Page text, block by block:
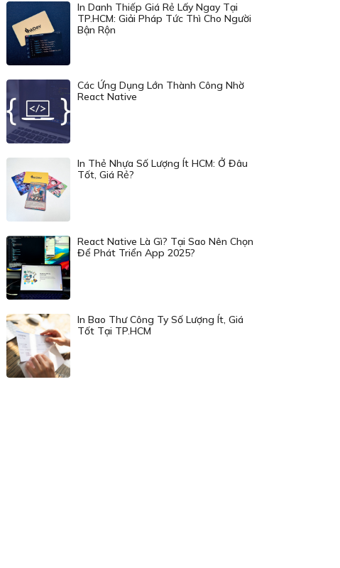
In Danh Thiếp Giá Rẻ Lấy Ngay Tại
TP.HCM: Giải Pháp Tức Thì Cho Người
Bận Rộn
Các Ứng Dụng Lớn Thành Công Nhờ
React Native
In Thẻ Nhựa Số Lượng Ít HCM: Ở Đâu
Tốt, Giá Rẻ?
React Native Là Gì? Tại Sao Nên Chọn
Để Phát Triển App 2025?
In Bao Thư Công Ty Số Lượng Ít, Giá
Tốt Tại TP.HCM